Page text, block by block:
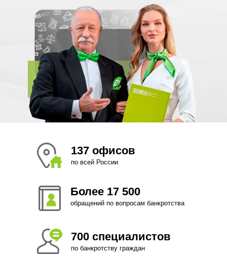
обращений по вопросам банкротства
Более 17 500
по банкротству граждан
700 специалистов
по всей России
137 офисов